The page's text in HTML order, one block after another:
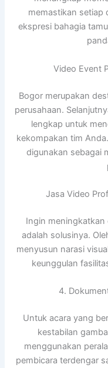
memastikan setiap
ekspresi bahagia
Video Event
Bogor merupakan
perusahaan.
lengkap untuk
kekompakan tim
digunakan sebagai
Jasa Video
Ingin meningkatkan
adalah solusinya.
menyusun narasi
keunggulan
4.
Untuk acara yang
kestabilan
menggunakan
pembicara terdengar